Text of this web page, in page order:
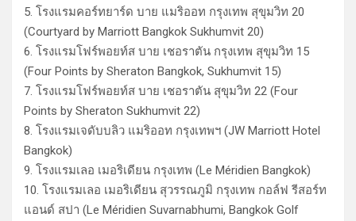
5. โรงแรมคอร์ทยาร์ด บาย แมริออท กรุงเทพ สุขุมวิท 20
(Courtyard by Marriott Bangkok Sukhumvit 20)
6. โรงแรมโฟร์พอยท์ส บาย เชอราตัน กรุงเทพ สุขุมวิท 15
(Four Points by Sheraton Bangkok, Sukhumvit 15)
7. โรงแรมโฟร์พอยท์ส บาย เชอราตัน สุขุมวิท 22 (Four
Points by Sheraton Sukhumvit 22)
8. โรงแรมเจดับบลิว แมริออท กรุงเทพฯ (JW Marriott Hotel
Bangkok)
9. โรงแรมเลอ เมอริเดียน กรุงเทพ (Le Méridien Bangkok)
10. โรงแรมเลอ เมอริเดียน สุวรรณภูมิ กรุงเทพ กอล์ฟ รีสอร์ท
แอนด์ สปา (Le Méridien Suvarnabhumi, Bangkok Golf